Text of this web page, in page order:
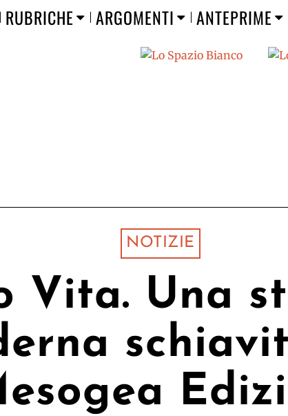
RUBRICHE ARGOMENTI ANTEPRIME
NOTIZIE
Vita. Una